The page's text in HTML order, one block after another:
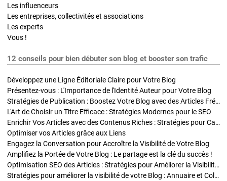
Les influenceurs
Les entreprises, collectivités et associations
Les experts
Vous !
12 conseils pour bien débuter son blog et booster son trafic
Développez une Ligne Éditoriale Claire pour Votre Blog
Présentez-vous : L'Importance de l'Identité Auteur pour Votre Blog
Stratégies de Publication : Boostez Votre Blog avec des Articles Fréquents et Exclusifs
L'Art de Choisir un Titre Efficace : Stratégies Modernes pour le SEO
Enrichir Vos Articles avec des Contenus Riches : Stratégies pour Captiver et Optimiser
Optimiser vos Articles grâce aux Liens
Engagez la Conversation pour Accroître la Visibilité de Votre Blog
Amplifiez la Portée de Votre Blog : Le partage est la clé du succès !
Optimisation SEO des Articles : Stratégies pour Améliorer la Visibilité de Votre Blog
Stratégies pour améliorer la visibilité de votre Blog : Annuaire et Collaborations